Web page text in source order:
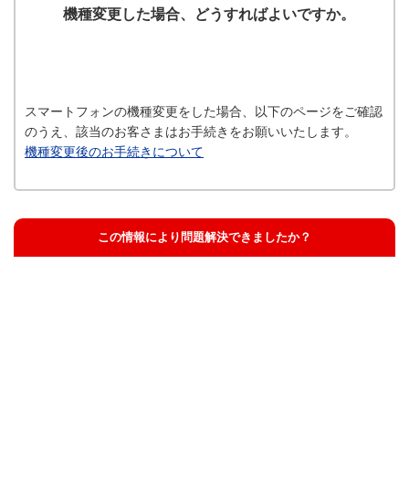
機種変更した場合、どうすればよいですか。
スマートフォンの機種変更をした場合、以下のページをご確認
のうえ、該当のお客さまはお手続きをお願いいたします。
機種変更後のお手続きについて
この情報により問題解決できましたか？